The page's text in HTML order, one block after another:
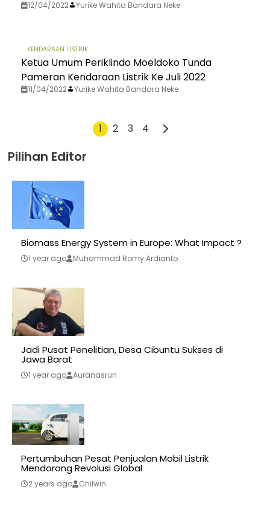
12/04/2022 Yurike Wahita Bandara Neke
KENDARAAN LISTRIK
Ketua Umum Periklindo Moeldoko Tunda
Pameran Kendaraan Listrik Ke Juli 2022
11/04/2022 Yurike Wahita Bandara Neke
1 2 3 4
Pilihan Editor
Biomass Energy System in Europe: What Impact ?
1 year ago Muhammad Romy Ardianto
Jadi Pusat Penelitian, Desa Cibuntu Sukses di
Jawa Barat
1 year ago Auranasrun
Pertumbuhan Pesat Penjualan Mobil Listrik
Mendorong Revolusi Global
2 years ago Chilwin